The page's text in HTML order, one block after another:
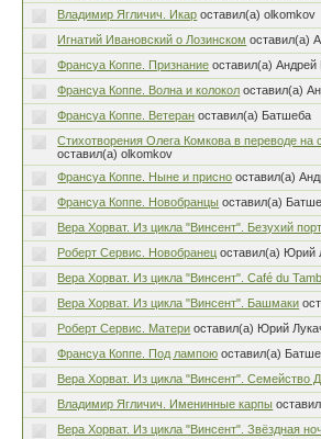
Владимир Ягличич. Икар оставил(а) olkomkov
Игнатий Ивановский о Лозинском оставил(а)
Франсуа Коппе. Признание оставил(а) Андрей
Франсуа Коппе. Волна и колокол оставил(а)
Франсуа Коппе. Ветеран оставил(а) Батшеба
Стихотворения Олега Комкова в переводе на
оставил(а) olkomkov
Франсуа Коппе. Ныне и присно оставил(а)
Франсуа Коппе. Новобранцы оставил(а)
Вера Хорват. Из цикла "Винсент". Безухий
Роберт Сервис. Новобранец оставил(а) Юрий
Вера Хорват. Из цикла "Винсент". Café du
Вера Хорват. Из цикла "Винсент". Башмаки
Роберт Сервис. Матери оставил(а) Юрий
Франсуа Коппе. Под лампою оставил(а)
Вера Хорват. Из цикла "Винсент". Семейство
Владимир Ягличич. Именинные карпы
Вера Хорват. Из цикла "Винсент". Звёздная